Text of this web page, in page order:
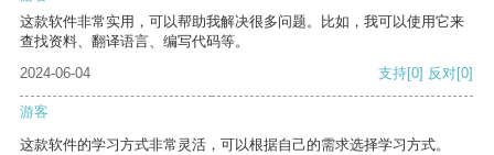
这款软件非常实用，可以帮助我解决很多问题。比如，我可以使用它来
查找资料、翻译语言、编写代码等。
2024-06-04
支持[0] 反对[0]
游客
这款软件的学习方式非常灵活，可以根据自己的需求选择学习方式。